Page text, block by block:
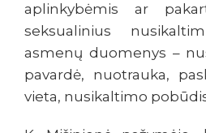
aplinkybėmis ar
seksualinius
asmenų duomenys –
pavardė, nuotrauka,
vieta, nusikaltimo